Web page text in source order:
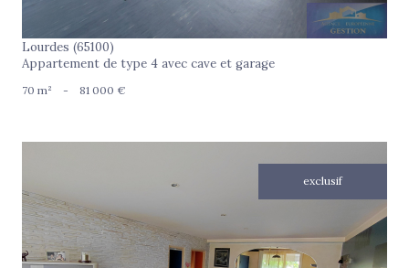
Lourdes (65100)
Appartement de type 4 avec cave et garage
70 m² - 81 000 €
exclusif